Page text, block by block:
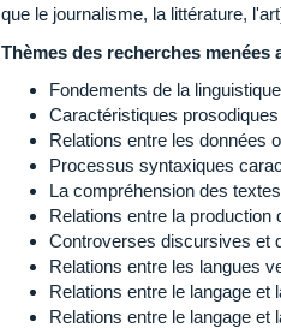
que le journalisme, la littérature,
Thèmes des recherches menées
Fondements de la
Caractéristiques
Relations entre les données
Processus syntaxiques
La compréhension des
Relations entre la
Controverses discursives et
Relations entre les langues
Relations entre le langage et
Relations entre le langage et